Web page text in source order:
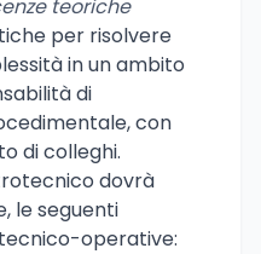
teoriche
per risolvere
in un ambito
di
con
di colleghi.
dovrà
le seguenti
operative: